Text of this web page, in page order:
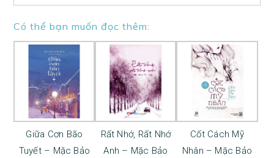
Có thể bạn muốn đọc thêm:
Giữa Cơn Bão
Tuyết – Mặc Bảo
Rất Nhớ, Rất Nhớ
Anh – Mặc Bảo
Cốt Cách Mỹ
Nhân – Mặc Bảo